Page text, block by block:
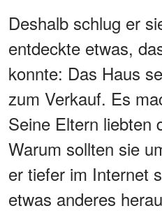
Deshalb schlug er
entdeckte etwas,
konnte: Das Haus
zum Verkauf. Es
Seine Eltern liebten
Warum sollten sie
er tiefer im Internet
etwas anderes